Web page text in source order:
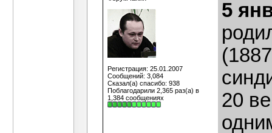
Регистрация: 25.01.2007
Сообщений: 3,084
Сказал(а) спасибо: 938
Поблагодарили 2,365 раз(а) в
1,384 сообщениях
5
20